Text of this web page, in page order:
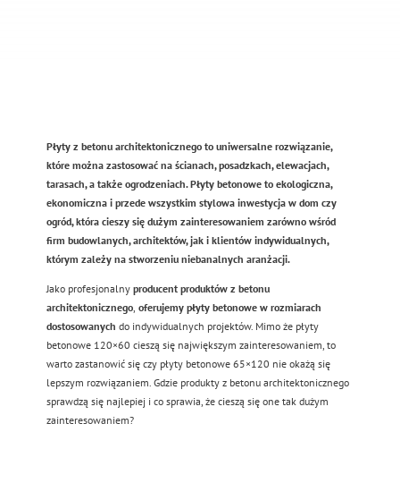
Płyty z betonu architektonicznego to uniwersalne rozwiązanie,
które można zastosować na ścianach, posadzkach, elewacjach,
tarasach, a także ogrodzeniach.Płyty betonowe to ekologiczna,
ekonomiczna i przede wszystkim stylowa inwestycja w dom czy
ogród,która cieszy się dużym zainteresowaniem zarówno wśród
firm budowlanych, architektów, jak i klientów indywidualnych,
którym zależy na stworzeniu niebanalnych aranżacji.
Jako profesjonalny producent produktów z betonu
architektonicznego, oferujemy płyty betonowe w rozmiarach
dostosowanych do indywidualnych projektów. Mimo że płyty
betonowe 120×60 cieszą się największym zainteresowaniem, to
warto zastanowić się czy płyty betonowe 65×120 nie okażą się
lepszym rozwiązaniem. Gdzie produkty z betonu architektonicznego
sprawdzą się najlepiej i co sprawia, że cieszą się one tak dużym
zainteresowaniem?